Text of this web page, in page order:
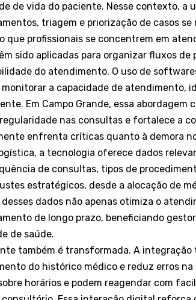
de vida do paciente. Nesse contexto, a
triagem e priorização de casos
que profissionais se concentrem em
sido aplicadas para organizar fluxos
do atendimento. O uso de
a capacidade de atendimento,
Em Campo Grande, essa
nas consultas e fortalece a
enfrenta críticas quanto à demora
a tecnologia oferece dados
de consultas, tipos de
estratégicos, desde a alocação de
dados não apenas otimiza o
de longo prazo, beneficiando
de saúde.
também é transformada. A
do histórico médico e reduz erros
horários e podem reagendar com